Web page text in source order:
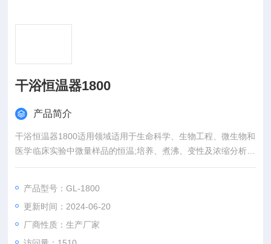
干浴恒温器1800
产品简介
干浴恒温器1800适用领域适用于生命科学、生物工程、微生物和
医学临床实验中微量样品的恒温;培养、煮沸、变性及浓缩分析的
常规仪器，本仪器恒温精度高，无恒温死角，温度均匀，*克服了
产品型号：GL-1800
更新时间：2024-06-20
厂商性质：生产厂家